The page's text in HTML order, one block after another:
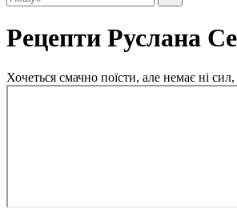
Рецепти Руслана
Хочеться смачно поїсти, але немає ні